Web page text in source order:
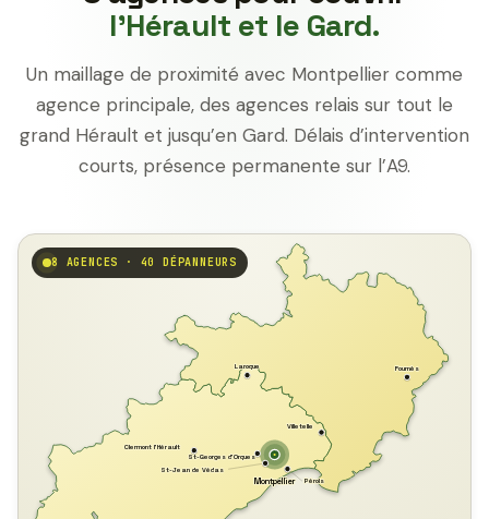
l’Hérault et le Gard.
Un maillage de proximité avec Montpellier comme
agence principale, des agences relais sur tout le
grand Hérault et jusqu’en Gard. Délais d’intervention
courts, présence permanente sur l’A9.
Montpellier Pérols
Laroque Fournès
Villetelle
St-Georges d'Orques
Clermont l'Hérault
St-Jean de Védas
8 AGENCES · 40 DÉPANNEURS